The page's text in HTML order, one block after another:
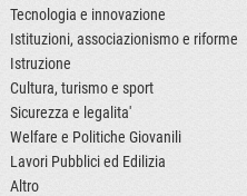
Tecnologia e innovazione
Istituzioni, associazionismo e riforme
Istruzione
Cultura, turismo e sport
Sicurezza e legalita'
Welfare e Politiche Giovanili
Lavori Pubblici ed Edilizia
Altro